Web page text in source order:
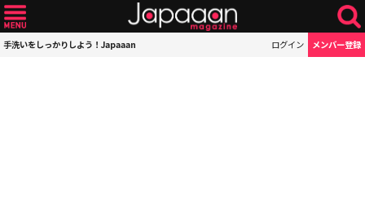
手洗いをしっかりしよう！Japaaan ログイン メンバー登録